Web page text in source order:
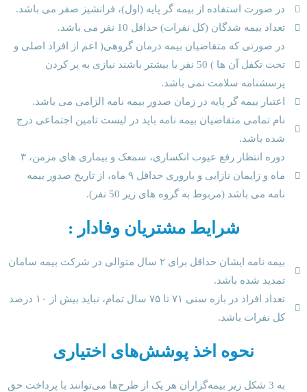
در صورت استفاده از بیمه گر پایه (اول)، فرانشیز صفر می باشد.
تعداد بیمه شدگان (کل نفرات) حداقل 10 نفر می باشد.
در صورتی که متقاضیان بیمه درمان گروهی( اعم از افراد اصلی و
تحت تکفل آن ها ) 50 نفر یا بیشتر باشند نیازی به پر کردن
پرسشنامه سلامت نمی باشد.
اعتبار بیمه گر پایه در زمان صدور بیمه نامه الزامی می باشد.
نام تمامی متقاضیان بیمه نامه باید در لیست تامین اجتماعی درج
شده باشد.
دوره انتظار رفع عیوب انکساری، سمعک و بیماری های مزمن، ۳
ماه و زایمان نازایی و باروری حداقل ۹ ماه، از تاریخ صدور بیمه
نامه می باشد (مربوط به گروه های زیر 50 نفر).
شرایط مشتریان وفادار :
بیمه نامه ایشان حداقل برای ۲ سال متوالی در شرکت بیمه سامان
تمدید شده باشد.
تعداد افراد در بازه سنی ۷۱ تا ۷۵ سال تمام، نباید بیش از ۱۰ درصد
کل نفرات باشد.
نحوه اخذ پوشش‌های اختیاری
به 3 شکل زیر بیمه‌گزاران هر یک از طرح‌ها می‌توانند با پرداخت حق